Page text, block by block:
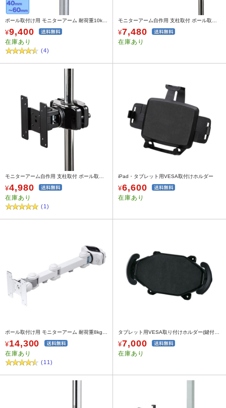
¥9,400
在庫あり
(4)
¥7,480
在庫あり
¥4,980
在庫あり
(1)
iPad・タブレット用VESA取付けホルダー
¥6,600
在庫あり
¥14,300
在庫あり
(11)
¥7,000
在庫あり